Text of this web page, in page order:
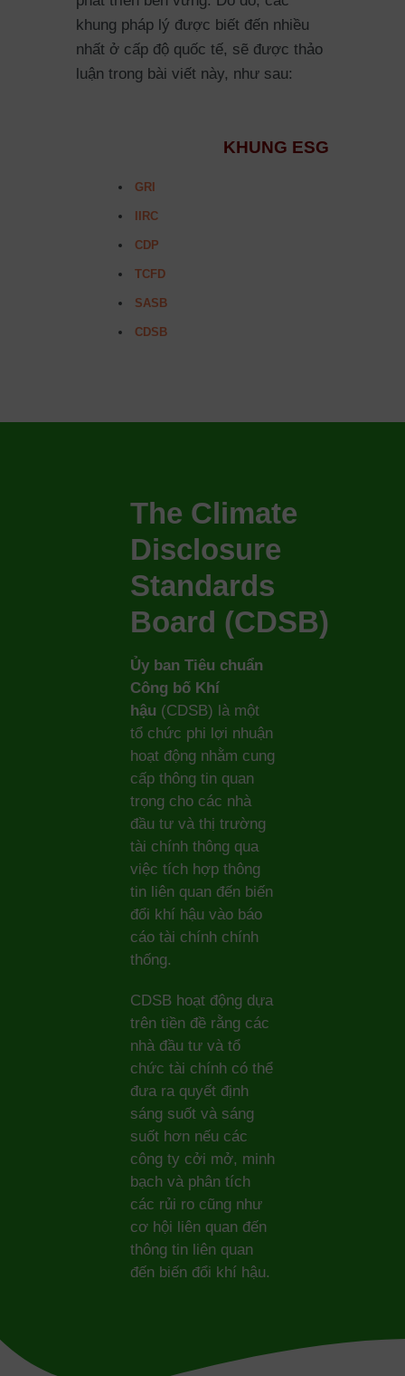
khung pháp lý được biết đến nhiều
nhất ở cấp độ quốc tế, sẽ được thảo
luận trong bài viết này, như sau:
KHUNG ESG
GRI
IIRC
CDP
TCFD
SASB
CDSB
The Climate
Disclosure
Standards
Board (CDSB)
Ủy ban Tiêu chuẩn
Công bố Khí
hậu (CDSB) là một
tổ chức phi lợi nhuận
hoạt động nhằm cung
cấp thông tin quan
trọng cho các nhà
đầu tư và thị trường
tài chính thông qua
việc tích hợp thông
tin liên quan đến biến
đổi khí hậu vào báo
cáo tài chính chính
thống.
CDSB hoạt động dựa
trên tiền đề rằng các
nhà đầu tư và tổ
chức tài chính có thể
đưa ra quyết định
sáng suốt và sáng
suốt hơn nếu các
công ty cởi mở, minh
bạch và phân tích
các rủi ro cũng như
cơ hội liên quan đến
thông tin liên quan
đến biến đổi khí hậu.